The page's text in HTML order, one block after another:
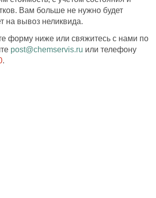
Вам больше не нужно будет
на вывоз неликвида.
форму ниже или свяжитесь с нами по
post@chemservis.ru или телефону
.